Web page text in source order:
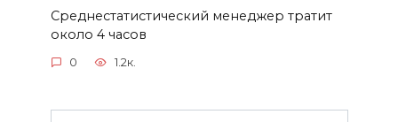
Среднестатистический менеджер тратит
около 4 часов
0 1.2к.